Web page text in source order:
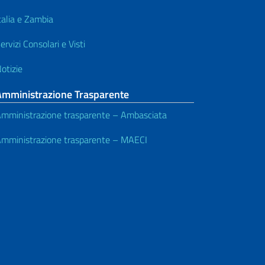
e Zambia
Consolari e Visti
Trasparente
trasparente – Ambasciata
trasparente – MAECI